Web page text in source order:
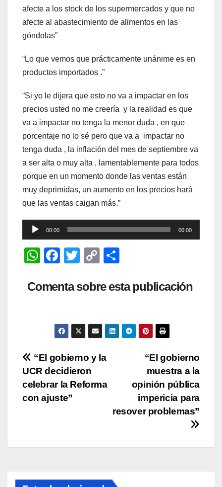
afecte a los stock de los supermercados y que no
afecte al abastecimiento de alimentos en las
góndolas”
“Lo que vemos que prácticamente unánime es en
productos importados .”
“Si yo le dijera que esto no va a impactar en los
precios usted no me creería y la realidad es que
va a impactar no tenga la menor duda , en que
porcentaje no lo sé pero que va a impactar no
tenga duda , la inflación del mes de septiembre va
a ser alta o muy alta , lamentablemente para todos
porque en un momento donde las ventas están
muy deprimidas, un aumento en los precios hará
que las ventas caigan más.”
Reproductor
de
audio
00:00 00:00
W
at
p
F
c
b
o
o
k
T
tt
C
p
Li
n
k
m
ar
tir
Comenta sobre esta publicación
Navegación
de
entradas
“El gobierno
muestra a la
opinión pública
impericia para
resover problemas”
“El gobierno y la
UCR decidieron
celebrar la Reforma
con ajuste”